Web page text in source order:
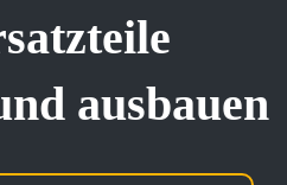
ausbauen